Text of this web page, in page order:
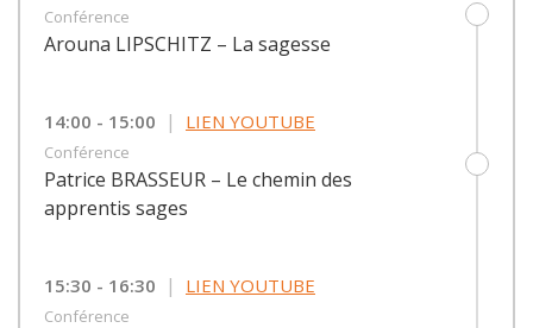
Conférence
Arouna LIPSCHITZ – La sagesse
14:00 - 15:00 | LIEN YOUTUBE
Conférence
Patrice BRASSEUR – Le chemin des
apprentis sages
15:30 - 16:30 | LIEN YOUTUBE
Conférence